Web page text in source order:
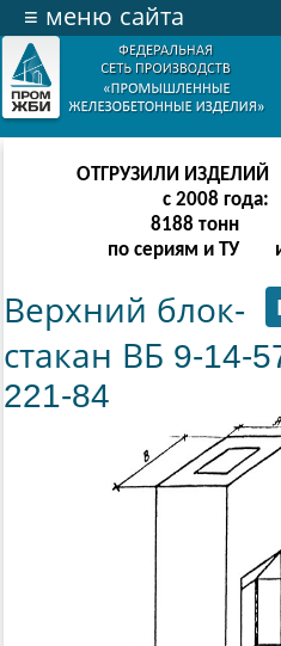
≡ меню сайта
ОТГРУЗИЛИ ИЗДЕЛИЙ
с 2008 года:
16380 тонн
по сериям и ТУ
Верхний блок-
стакан ВБ 9-14-
221-84